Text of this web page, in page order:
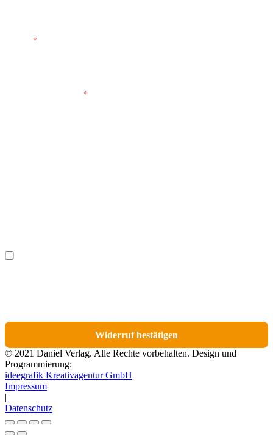
*
*
Ich möchte bestimmte Positionen für den Widerruf
Widerruf bestätigen
© 2021 Daniel Verlag. Alle Rechte vorbehalten. Design und
Programmierung:
ideegrafik Kreativagentur GmbH
Impressum
|
Datenschutz